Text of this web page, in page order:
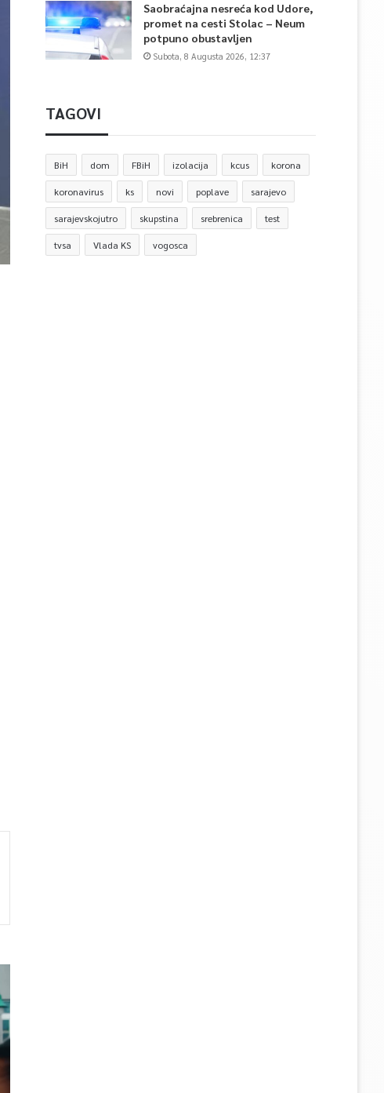
Saobraćajna nesreća kod Udore,
promet na cesti Stolac – Neum
potpuno obustavljen
Subota, 8 Augusta 2026, 12:37
TAGOVI
BiH dom FBiH izolacija kcus korona
koronavirus ks novi poplave sarajevo
sarajevskojutro skupstina srebrenica test
tvsa Vlada KS vogosca